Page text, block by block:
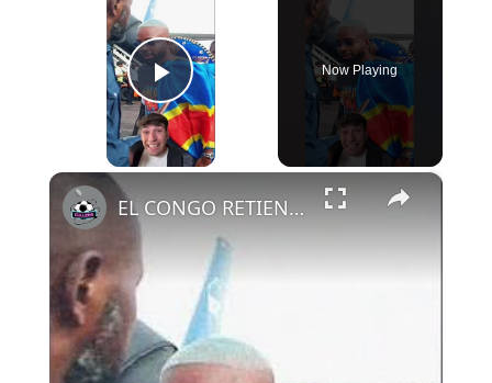
Play Video
Now Playing
×
EL CONGO RETIENE A SUS JUGADORES HASTA EL LUNES